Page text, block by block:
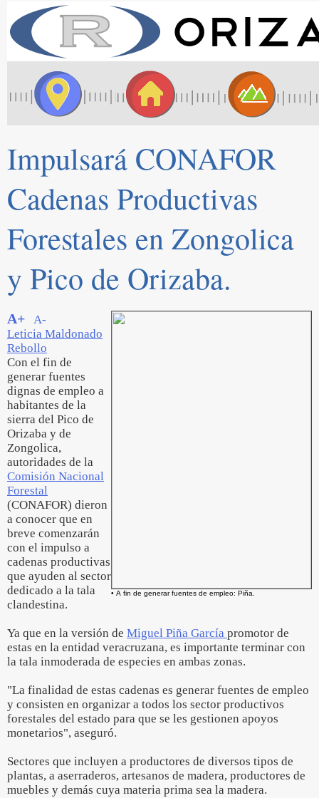
Impulsará CONAFOR
Cadenas Productivas
Forestales en Zongolica
y Pico de Orizaba.
• A fin de generar fuentes de empleo: Piña.
A+
A-
Leticia Maldonado
Rebollo
Con el fin de
generar fuentes
dignas de empleo a
habitantes de la
sierra del Pico de
Orizaba y de
Zongolica,
autoridades de la
Comisión Nacional
Forestal
(CONAFOR) dieron
a conocer que en
breve comenzarán
con el impulso a
cadenas productivas
que ayuden al sector
dedicado a la tala
clandestina.
Ya que en la versión de Miguel Piña García promotor de
estas en la entidad veracruzana, es importante terminar con
la tala inmoderada de especies en ambas zonas.
"La finalidad de estas cadenas es generar fuentes de empleo
y consisten en organizar a todos los sector productivos
forestales del estado para que se les gestionen apoyos
monetarios", aseguró.
Sectores que incluyen a productores de diversos tipos de
plantas, a aserraderos, artesanos de madera, productores de
muebles y demás cuya materia prima sea la madera.